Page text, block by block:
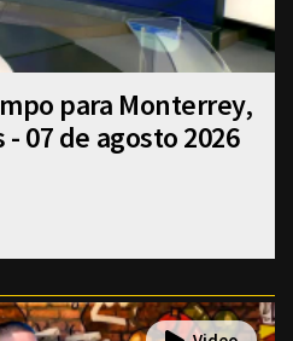
para Monterrey,
07 de agosto 2026